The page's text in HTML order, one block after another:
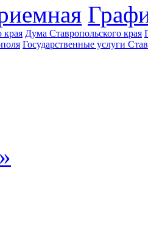
края Дума Ставропольского края
Государственные услуги